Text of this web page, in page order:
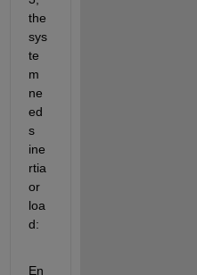
the
sys
te
m
ne
ed
s
ine
rtia
or
loa
d:
En